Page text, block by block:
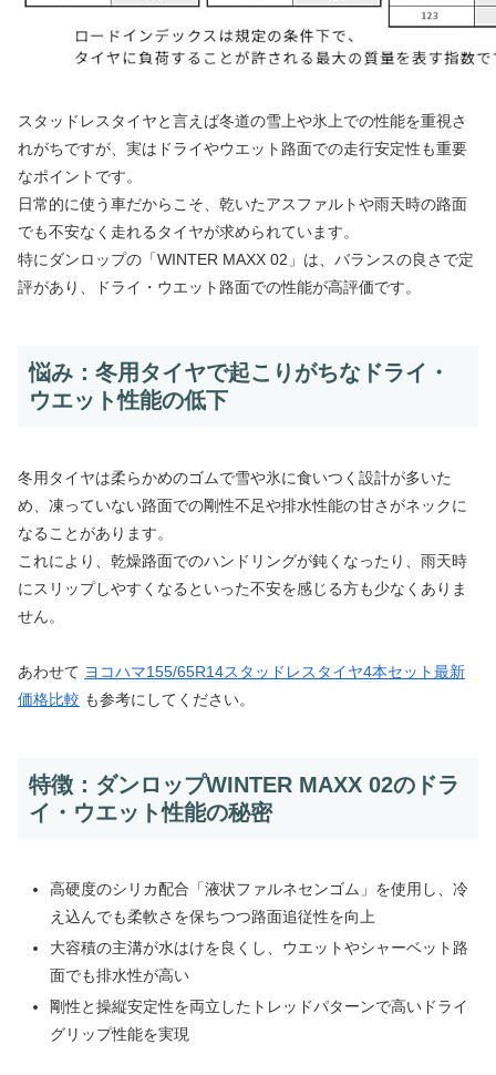
スタッドレスタイヤと言えば冬道の雪上や氷上での性能を重視さ
れがちですが、実はドライやウエット路面での走行安定性も重要
なポイントです。
日常的に使う車だからこそ、乾いたアスファルトや雨天時の路面
でも不安なく走れるタイヤが求められています。
特にダンロップの「WINTER MAXX 02」は、バランスの良さで定
評があり、ドライ・ウエット路面での性能が高評価です。
悩み：冬用タイヤで起こりがちなドライ・
ウエット性能の低下
冬用タイヤは柔らかめのゴムで雪や氷に食いつく設計が多いた
め、凍っていない路面での剛性不足や排水性能の甘さがネックに
なることがあります。
これにより、乾燥路面でのハンドリングが鈍くなったり、雨天時
にスリップしやすくなるといった不安を感じる方も少なくありま
せん。
あわせて ヨコハマ155/65R14スタッドレスタイヤ4本セット最新
価格比較 も参考にしてください。
特徴：ダンロップWINTER MAXX 02のドラ
イ・ウエット性能の秘密
高硬度のシリカ配合「液状ファルネセンゴム」を使用し、冷
え込んでも柔軟さを保ちつつ路面追従性を向上
大容積の主溝が水はけを良くし、ウエットやシャーベット路
面でも排水性が高い
剛性と操縦安定性を両立したトレッドパターンで高いドライ
グリップ性能を実現